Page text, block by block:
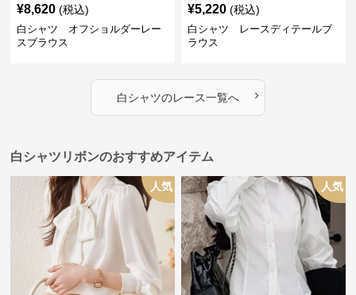
¥8,620 (税込)
白シャツ オフショルダーレー
スブラウス
¥5,220 (税込)
白シャツ レースディテールブ
ラウス
白シャツのレース一覧へ ›
白シャツリボンのおすすめアイテム
人気 人気